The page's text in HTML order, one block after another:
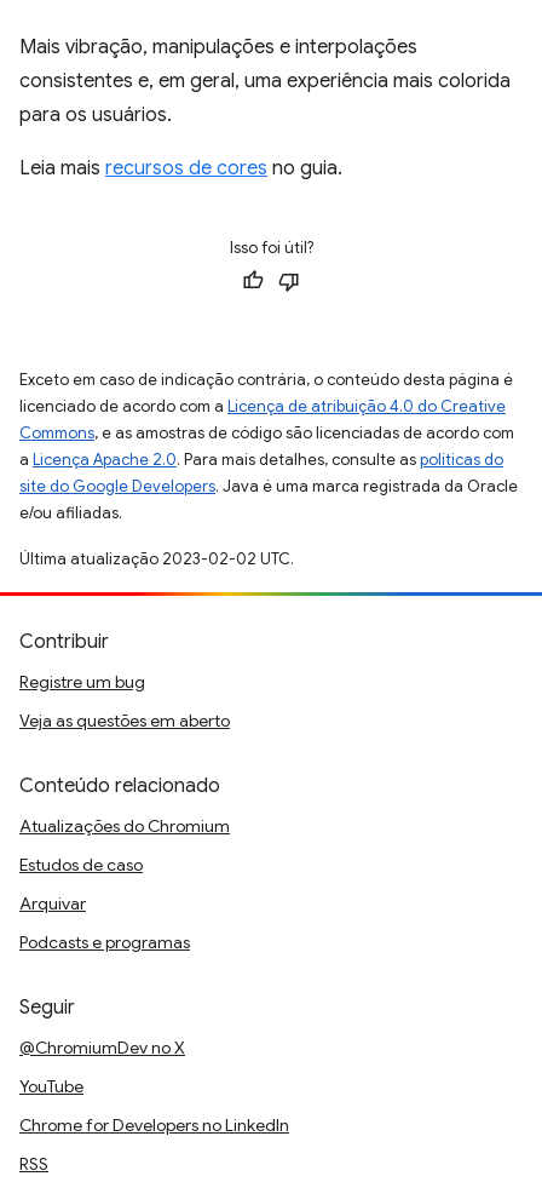
Mais vibração, manipulações e interpolações
consistentes e, em geral, uma experiência mais colorida
para os usuários.
Leia mais recursos de cores no guia.
Isso foi útil?
Exceto em caso de indicação contrária, o conteúdo desta página é
licenciado de acordo com a Licença de atribuição 4.0 do Creative
Commons, e as amostras de código são licenciadas de acordo com
a Licença Apache 2.0. Para mais detalhes, consulte aspolíticas do
site do Google Developers. Java é uma marca registrada da Oracle
e/ou afiliadas.
Última atualização 2023-02-02 UTC.
Contribuir
Registre um bug
Veja as questões em aberto
Conteúdo relacionado
Atualizações do Chromium
Estudos de caso
Arquivar
Podcasts e programas
Seguir
@ChromiumDev no X
YouTube
Chrome for Developers no LinkedIn
RSS